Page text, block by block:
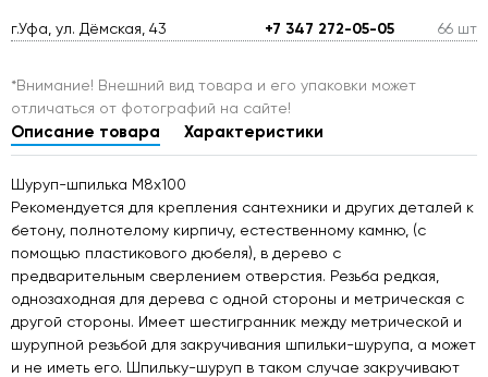
г.Уфа, ул. Дёмская, 43 +7 347 272-05-05 66 шт
*Внимание! Внешний вид товара и его упаковки может
отличаться от фотографий на сайте!
Описание товара Характеристики
Шуруп-шпилька М8х100
Рекомендуется для крепления сантехники и других деталей к
бетону, полнотелому кирпичу, естественному камню, (с
помощью пластикового дюбеля), в дерево с
предварительным сверлением отверстия. Резьба редкая,
однозаходная для дерева с одной стороны и метрическая с
другой стороны. Имеет шестигранник между метрической и
шурупной резьбой для закручивания шпильки-шурупа, а может
и не иметь его. Шпильку-шуруп в таком случае закручивают